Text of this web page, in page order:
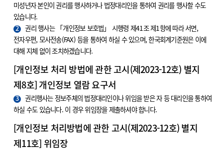
미성년자 본인이 권리를 행사하거나 법정대리인을 통하여 권리를 행사할 수도
있습니다.
2
권리 행사는 「개인정보 보호법」 시행령 제41조 제1항에 따라 서면,
전자우편, 모사전송(FAX) 등을 통하여 하실 수 있으며, 한국회계기준원은 이에
대해 지체 없이 조치하겠습니다.
[개인정보 처리 방법에 관한 고시(제2023-12호) 별지
제8호] 개인정보 열람 요구서
3
권리행사는 정보주체의 법정대리인이나 위임을 받은 자 등 대리인을 통하여
하실 수도 있습니다. 이 경우 위임장을 제출하셔야 합니다.
[개인정보 처리방법에 관한 고시(제2023-12호) 별지
제11호] 위임장